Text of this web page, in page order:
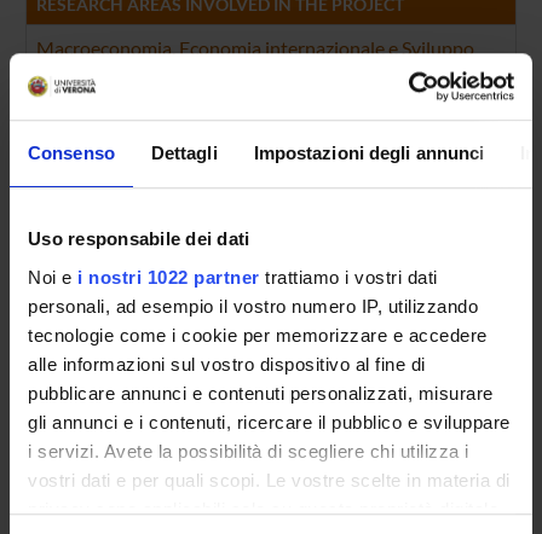
Consenso Dettagli Impostazioni degli annunci
Uso responsabile dei dati
Noi e i nostri 1022 partner trattiamo i vostri dati
personali, ad esempio il vostro numero IP, utilizzando
tecnologie come i cookie per memorizzare e accedere
alle informazioni sul vostro dispositivo al fine di
pubblicare annunci e contenuti personalizzati, misurare
gli annunci e i contenuti, ricercare il pubblico e sviluppare
i servizi. Avete la possibilità di scegliere chi utilizza i
vostri dati e per quali scopi. Le vostre scelte in materia di
privacy sono applicabili solo su questa proprietà digitale
RESEARCH AREAS INVOLVED IN THE PROJECT
Macroeconomia, Economia internazionale e Sviluppo
Economic Impacts of Globalization
Economia industriale
Industry Studies: Manufacturing
Economia industriale
Economia industriale
Production and Organizations
Macroeconomia, Economia internazionale e Sviluppo
Trade
ACTIVITIES